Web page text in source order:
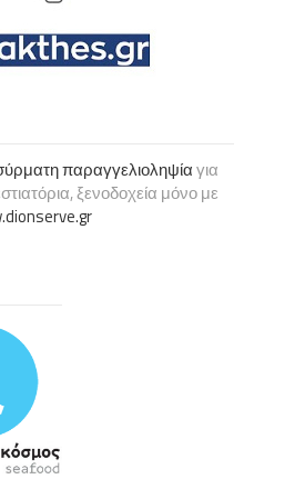
παραγγελιοληψίαγια
ξενοδοχεία μόνο με